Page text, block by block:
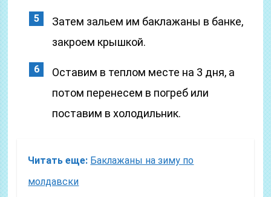
Затем зальем им баклажаны в банке,
закроем крышкой.
Оставим в теплом месте на 3 дня, а
потом перенесем в погреб или
поставим в холодильник.
Читать еще: Баклажаны на зиму по
молдавски